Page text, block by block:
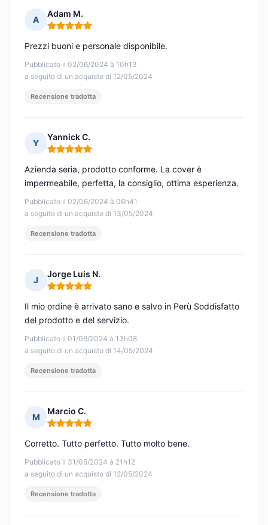
A
Adam M.
Nota: 5 su 5
Pubblicato il 02/06/2024 à 10h13
a seguito di un acquisto di 12/05/2024
Prezzi buoni e personale disponibile.
Recensione tradotta
Y
Yannick C.
Nota: 5 su 5
Pubblicato il 02/06/2024 à 06h41
a seguito di un acquisto di 13/05/2024
Azienda seria, prodotto conforme. La cover è
impermeabile, perfetta, la consiglio, ottima esperienza.
Recensione tradotta
J
Jorge Luis N.
Nota: 5 su 5
Pubblicato il 01/06/2024 à 13h08
a seguito di un acquisto di 14/05/2024
Il mio ordine è arrivato sano e salvo in Perù Soddisfatto
del prodotto e del servizio.
Recensione tradotta
M
Marcio C.
Nota: 5 su 5
Pubblicato il 31/05/2024 à 21h12
a seguito di un acquisto di 12/05/2024
Corretto. Tutto perfetto. Tutto molto bene.
Recensione tradotta